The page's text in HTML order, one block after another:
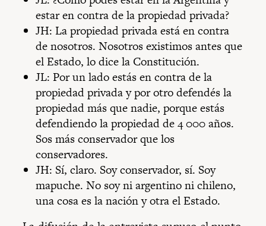
estar en contra de la propiedad privada?
JH: La propiedad privada está en contra
de nosotros. Nosotros existimos antes que
el Estado, lo dice la Constitución.
JL: Por un lado estás en contra de la
propiedad privada y por otro defendés la
propiedad más que nadie, porque estás
defendiendo la propiedad de 4 000 años.
Sos más conservador que los
conservadores.
JH: Sí, claro. Soy conservador, sí. Soy
mapuche. No soy ni argentino ni chileno,
una cosa es la nación y otra el Estado.